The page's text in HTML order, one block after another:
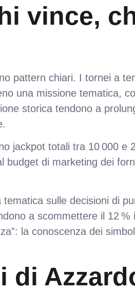
vince,
pattern chiari. I tornei a
una missione tematica,
storica tendono a
jackpot totali tra 10 000 e
budget di marketing dei
sulle decisioni di
a scommettere il 12
la conoscenza dei
di